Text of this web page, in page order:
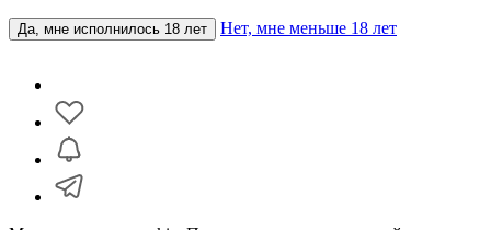
Да, мне исполнилось 18 лет Нет, мне меньше 18 лет